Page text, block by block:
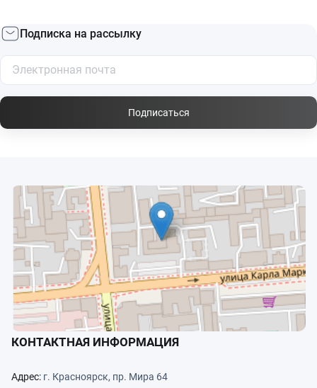
Подписка на рассылку
Подписаться
КОНТАКТНАЯ ИНФОРМАЦИЯ
Адрес: г. Красноярск, пр. Мира 64